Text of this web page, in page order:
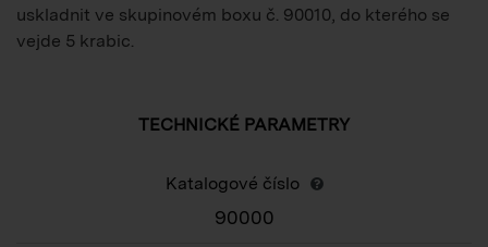
uskladnit ve skupinovém boxu č. 90010, do kterého se
vejde 5 krabic.
TECHNICKÉ PARAMETRY
Katalogové číslo
90000